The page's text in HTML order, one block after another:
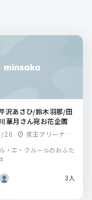
沢あさひ/鈴木羽那/田
華月さん宛お花企画
26 location_on 京王アリーナTO
・エ・クルールのおふた
3人